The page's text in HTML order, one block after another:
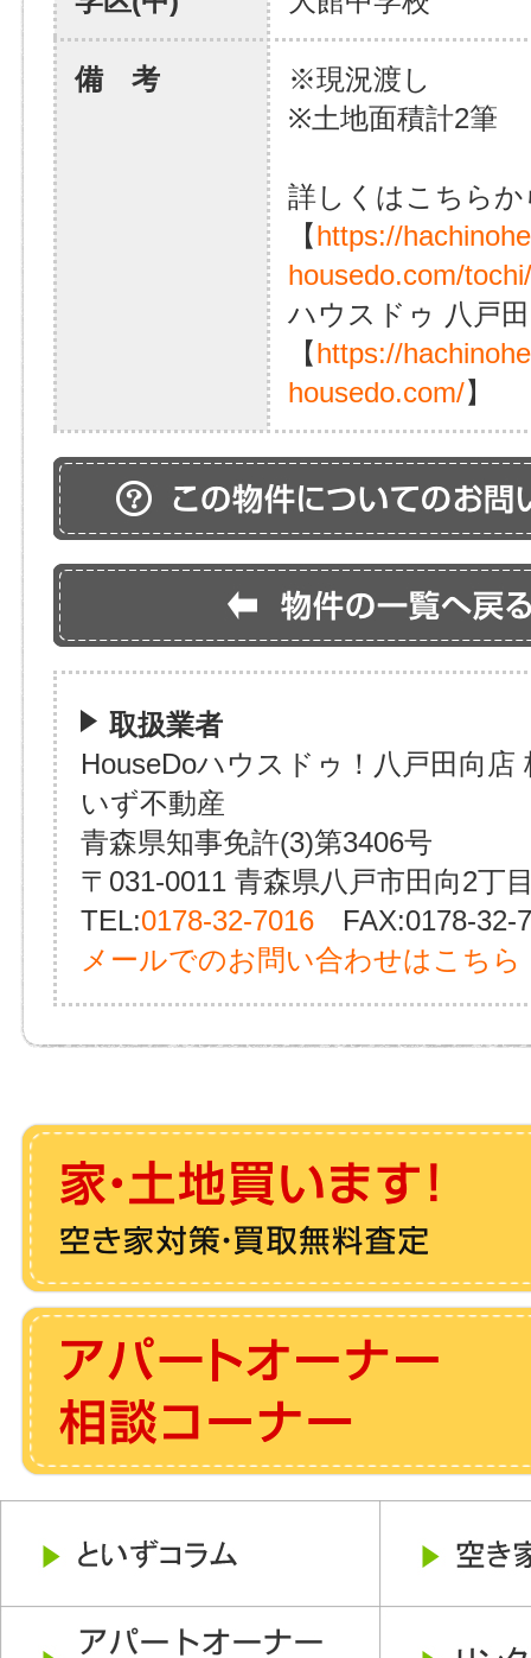
備 考
※現況渡し
※土地面積計2筆
詳しくはこちらか
【https://
housedo.com/
ハウスドゥ 八戸
【https://
housedo.com/】
取扱業者
HouseDoハウスドゥ！八戸田向店
いず不動産
青森県知事免許(3)第3406号
〒031-0011 青森県八戸市田向2丁
TEL:0178-32-7016 FAX:0178-32-
メールでのお問い合わせはこちら